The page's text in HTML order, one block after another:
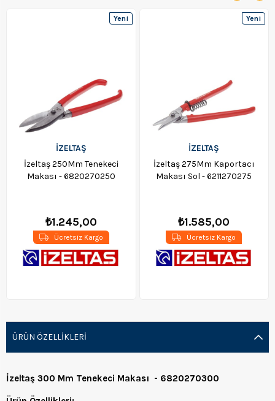
İZELTAŞ
İzeltaş 250Mm Tenekeci
Makası - 6820270250
₺1.245,00
Ücretsiz Kargo
Yeni
İZELTAŞ
İzeltaş 275Mm Kaportacı
Makası Sol - 6211270275
₺1.585,00
Ücretsiz Kargo
Yeni
ÜRÜN ÖZELLIKLERI
İzeltaş 300 Mm Tenekeci Makası - 6820270300